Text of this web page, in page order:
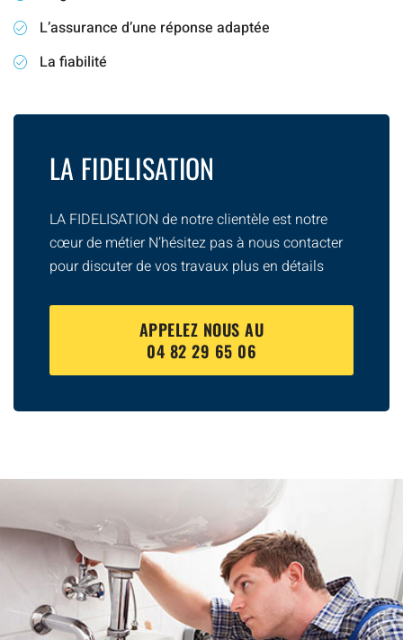
L’assurance d’une réponse adaptée
La fiabilité
LA FIDELISATION
LA FIDELISATION de notre clientèle est notre
cœur de métier N’hésitez pas à nous contacter
pour discuter de vos travaux plus en détails
APPELEZ NOUS AU
04 82 29 65 06